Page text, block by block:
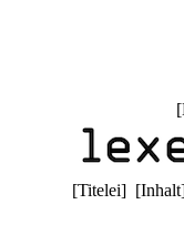
[
[Titelei] [Inhalt